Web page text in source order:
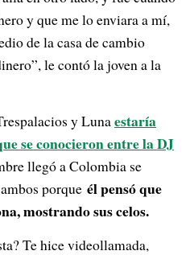
y que me lo enviara a mí,
de la casa de cambio
le contó la joven a la
y Lunaestaría
se conocieron entre la DJ
llegó a Colombia se
porque él pensó que
mostrando sus celos.
Te hice videollamada,